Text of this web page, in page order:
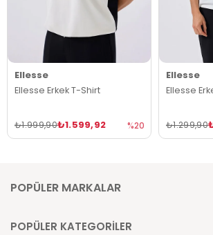
Ellesse
Ellesse Erkek T-Shirt
₺1.599,92
₺1.999,90 %20
Ellesse
Ellesse
₺1.299,90
POPÜLER MARKALAR
POPÜLER KATEGORİLER